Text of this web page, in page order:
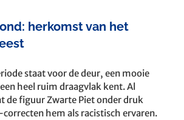
herkomst van het
staat voor de deur, een mooie
heel ruim draagvlak kent. Al
de figuur Zwarte Piet onder druk
hem als racistisch ervaren.